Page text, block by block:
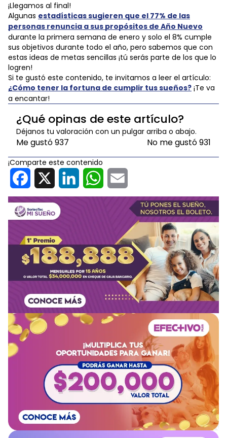
¡Llegamos al final!
Algunas estadísticas sugieren que el 77% de las
personas renuncia a sus propósitos de Año Nuevo
durante la primera semana de enero y solo el 8% cumple
sus objetivos durante todo el año, pero sabemos que con
estas ideas de metas sencillas ¡tú serás parte de los que lo
logren!
Si te gustó este contenido, te invitamos a leer el artículo:
¿Cómo tener la fortuna de cumplir tus sueños? ¡Te va
a encantar!
¿Qué opinas de este artículo?
Déjanos tu valoración con un pulgar arriba o abajo.
Me gustó937 No me gustó931
¡Comparte este contenido
Facebook LinkedInWhatsApp